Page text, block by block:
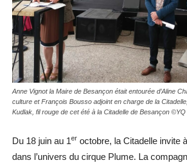
Anne Vignot la Maire de Besançon était entourée d’Aline
culture et François Bousso adjoint en charge de la
Kudlak, fil rouge de cet été à la Citadelle de Besançon ©YQ
Du 18 juin au 1er octobre, la Citadelle invite
dans l’univers du cirque Plume. La